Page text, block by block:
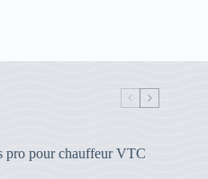
pro pour chauffeur VTC